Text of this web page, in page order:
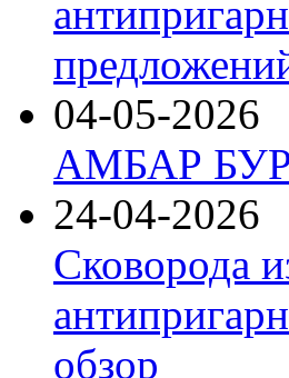
04-05-2026
АМБАР
24-04-2026
Сковорода
обзор